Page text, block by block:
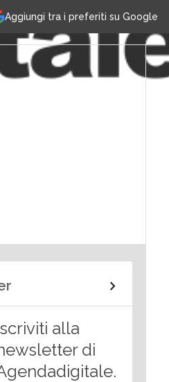
Aggiungi tra i preferiti su Google
alla
di